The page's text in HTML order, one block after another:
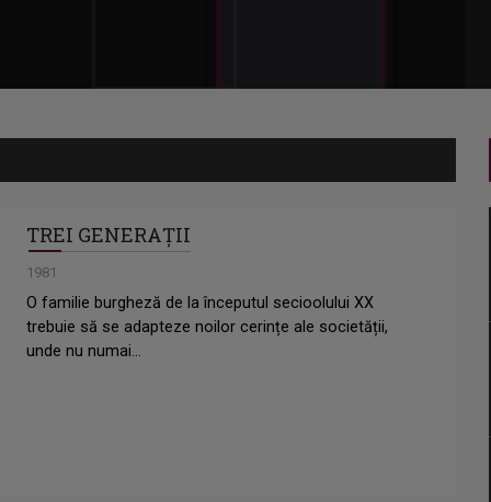
TREI GENERAȚII
1981
O familie burgheză de la începutul secioolului XX
trebuie să se adapteze noilor cerințe ale societății,
unde nu numai...